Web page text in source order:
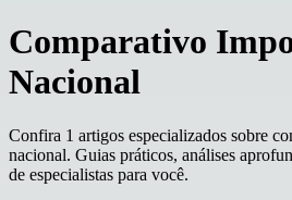
Comparativo
Nacional
Confira 1 artigos especializados sobre
nacional. Guias práticos, análises
de especialistas para você.